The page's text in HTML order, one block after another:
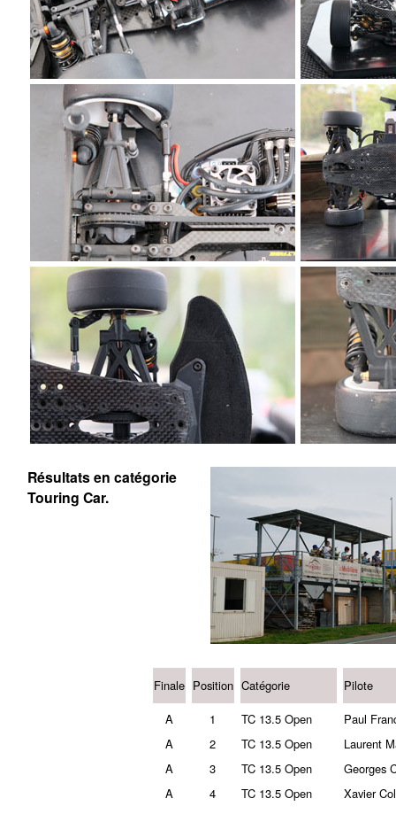
Résultats en catégorie
Touring Car.
Finale Position Catégorie
Pilote
A
1 TC 13.5 Open
Paul
A
2 TC 13.5 Open
Laurent
A
3 TC 13.5 Open
Georges
A
4 TC 13.5 Open
Xavier